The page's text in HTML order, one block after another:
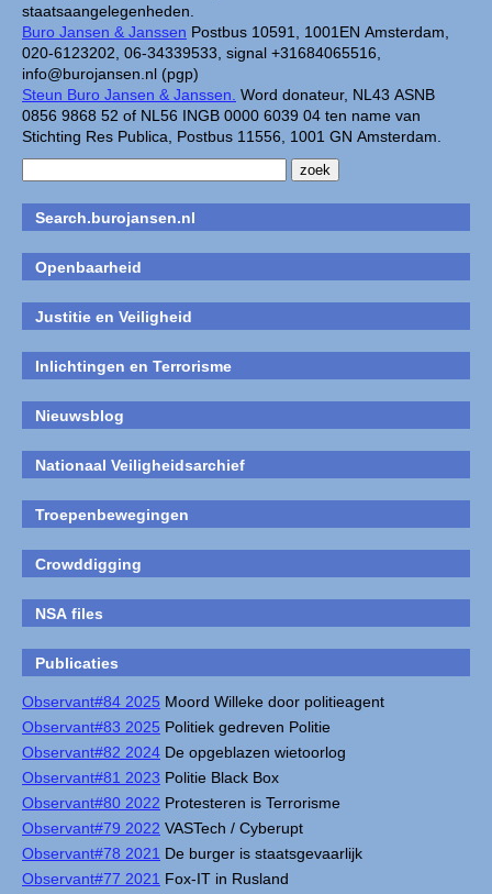
staatsaangelegenheden.
Buro Jansen & Janssen Postbus 10591, 1001EN Amsterdam,
020-6123202, 06-34339533, signal +31684065516,
info@burojansen.nl (pgp)
Steun Buro Jansen & Janssen. Word donateur, NL43 ASNB
0856 9868 52 of NL56 INGB 0000 6039 04 ten name van
Stichting Res Publica, Postbus 11556, 1001 GN Amsterdam.
Search.burojansen.nl
Openbaarheid
Justitie en Veiligheid
Inlichtingen en Terrorisme
Nieuwsblog
Nationaal Veiligheidsarchief
Troepenbewegingen
Crowddigging
NSA files
Publicaties
Observant#84 2025 Moord Willeke door politieagent
Observant#83 2025 Politiek gedreven Politie
Observant#82 2024 De opgeblazen wietoorlog
Observant#81 2023 Politie Black Box
Observant#80 2022 Protesteren is Terrorisme
Observant#79 2022 VASTech / Cyberupt
Observant#78 2021 De burger is staatsgevaarlijk
Observant#77 2021 Fox-IT in Rusland